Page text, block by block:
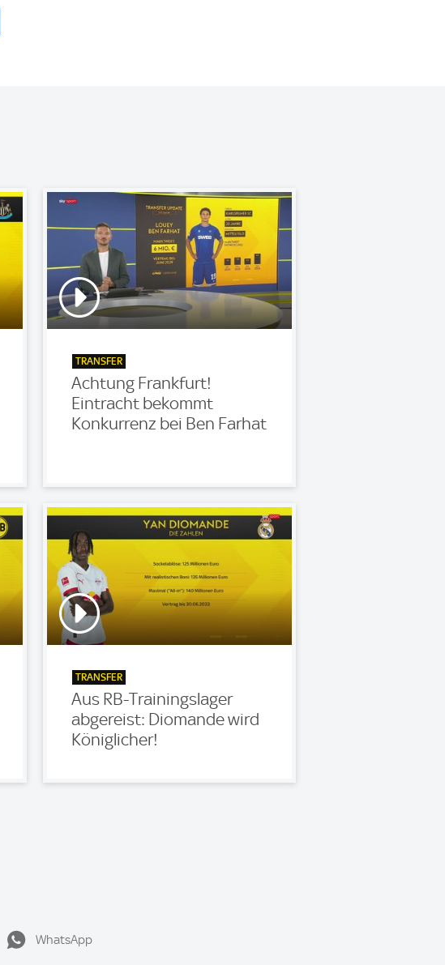
TRANSFER
Achtung Frankfurt!
Eintracht bekommt
Konkurrenz bei Ben Farhat
TRANSFER
Aus RB-Trainingslager
abgereist: Diomande wird
Königlicher!
WhatsApp